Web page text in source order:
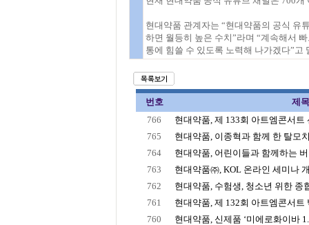
현대약품 관계자는 “현대약품의 공식 유
하면 월등히 높은 수치”라며 “계속해서
통에 힘쓸 수 있도록 노력해 나가겠다”고
번호
제목
766
현대약품, 제 133회 아트엠콘서트
765
현대약품, 이종혁과 함께 한 탈모
764
현대약품, 어린이들과 함께하는
763
현대약품㈜, KOL 온라인 세미나
762
현대약품, 수험생, 청소년 위한 종
761
현대약품, 제 132회 아트엠콘서트
760
현대약품, 신제품 ‘미에로화이바